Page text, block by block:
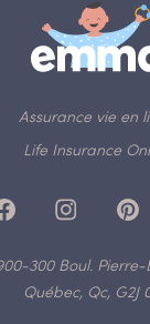
Assurance vie en
Life Insurance
300 Boul.
Québec, Qc, G2J